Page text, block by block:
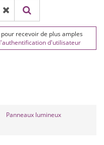
recevoir de plus amples
d'utilisateur
Panneaux lumineux